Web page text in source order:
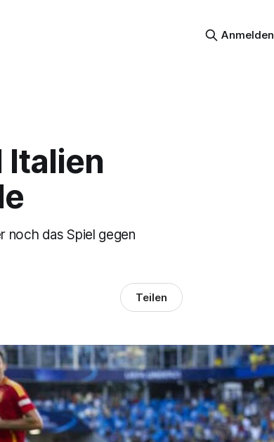
Anmelden
Italien
noch das Spiel gegen
Teilen